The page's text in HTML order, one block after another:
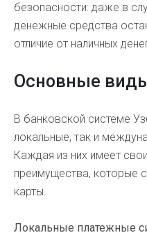
безопасности: даже в
денежные средства
отличие от наличных
Основные
В банковской системе
локальные, так и
Каждая из них имеет
преимущества, которые
карты.
Локальные платежные